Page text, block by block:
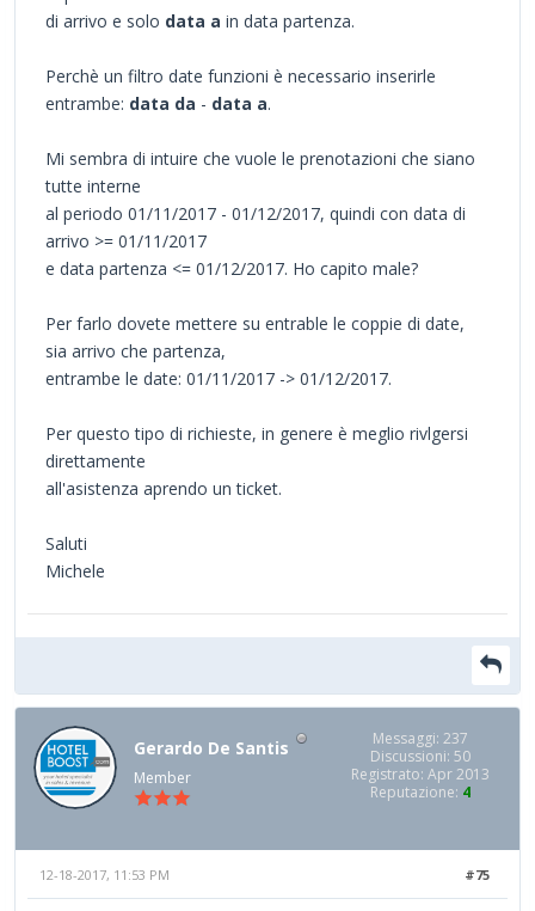
di arrivo e solo data a in data partenza.
Perchè un filtro date funzioni è necessario inserirle
entrambe: data da - data a.
Mi sembra di intuire che vuole le prenotazioni che siano
tutte interne
al periodo 01/11/2017 - 01/12/2017, quindi con data di
arrivo >= 01/11/2017
e data partenza <= 01/12/2017. Ho capito male?
Per farlo dovete mettere su entrable le coppie di date,
sia arrivo che partenza,
entrambe le date: 01/11/2017 -> 01/12/2017.
Per questo tipo di richieste, in genere è meglio rivlgersi
direttamente
all'asistenza aprendo un ticket.
Saluti
Michele
Gerardo De Santis
Member
Messaggi: 237
Discussioni: 50
Registrato: Apr 2013
Reputazione: 4
#75
12-18-2017, 11:53 PM